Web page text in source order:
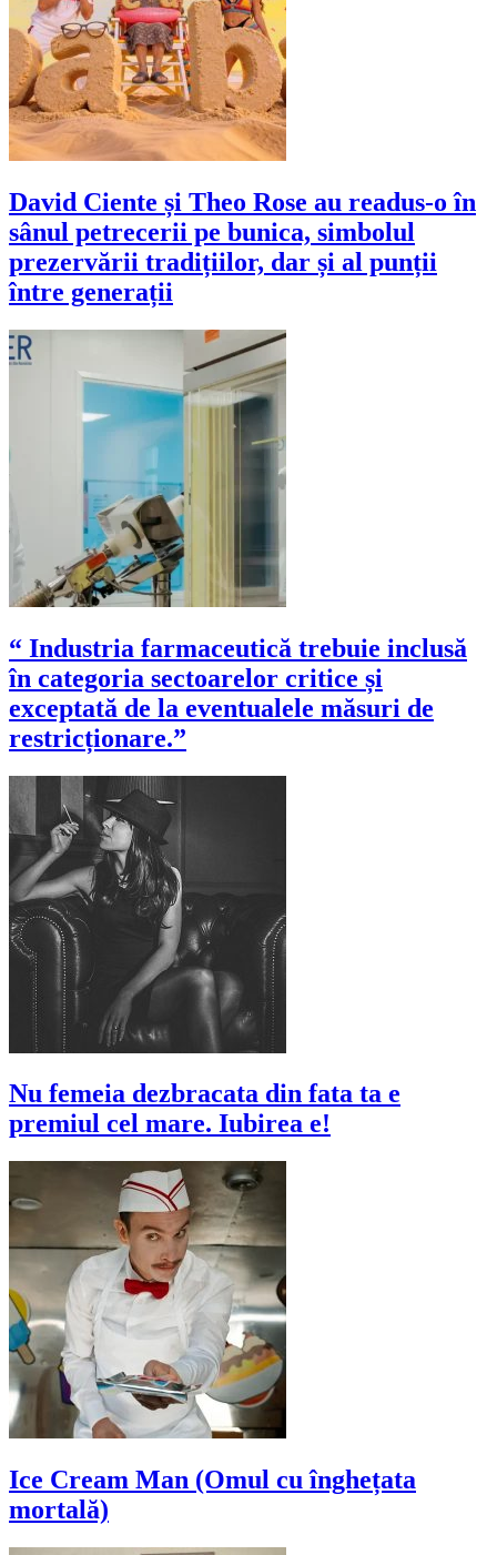
David Ciente și Theo Rose au readus-o în
sânul petrecerii pe bunica, simbolul
prezervării tradițiilor, dar și al punții
între generații
“ Industria farmaceutică trebuie inclusă
în categoria sectoarelor critice și
exceptată de la eventualele măsuri de
restricționare.”
Nu femeia dezbracata din fata ta e
premiul cel mare. Iubirea e!
Ice Cream Man (Omul cu înghețata
mortală)